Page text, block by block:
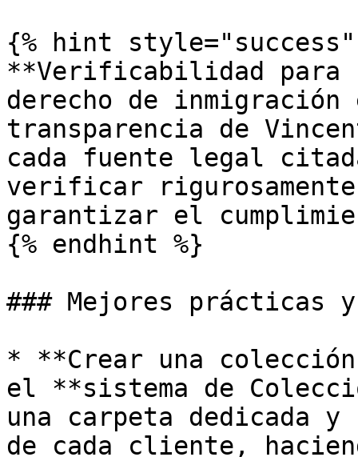
{% hint style="success"
**Verificabilidad
derecho de
transparencia de
cada fuente legal
verificar
garantizar el
{% endhint %}
### Mejores prácticas
* **Crear una
el **sistema de
una carpeta dedicada y
de cada cliente,